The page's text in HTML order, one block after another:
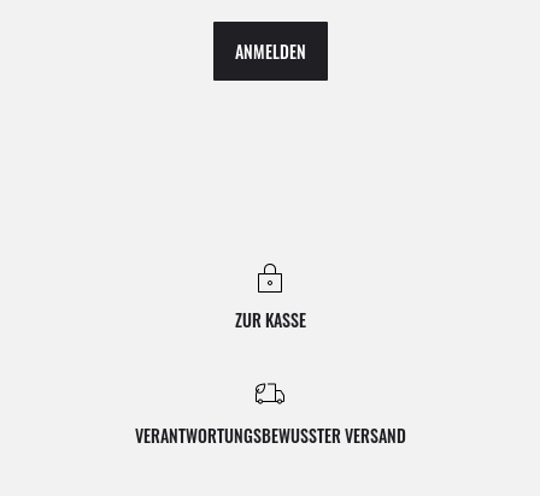
ANMELDEN
ZUR KASSE
VERANTWORTUNGSBEWUSSTER VERSAND